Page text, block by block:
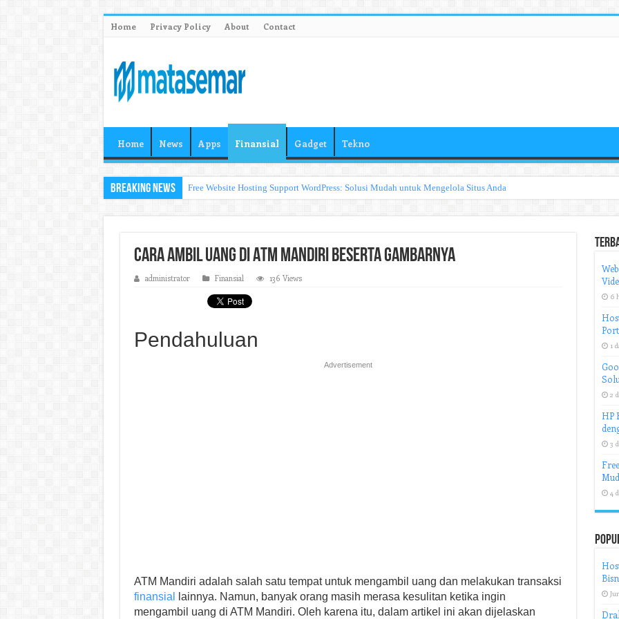
Home Privacy Policy About Contact
Home News Apps Finansial Gadget Tekno
Breaking News Free Website Hosting Support WordPress: Solusi Mudah untuk Mengelola Situs Anda
Cara Ambil Uang di ATM Mandiri Beserta Gambarnya
administrator Finansial 136 Views
Pendahuluan
Advertisement
ATM Mandiri adalah salah satu tempat untuk mengambil uang dan melakukan transaksi
finansial
lainnya. Namun, banyak orang masih merasa kesulitan ketika ingin
mengambil uang di ATM Mandiri. Oleh karena itu, dalam artikel ini akan dijelaskan
6
1
2
HP
3
4